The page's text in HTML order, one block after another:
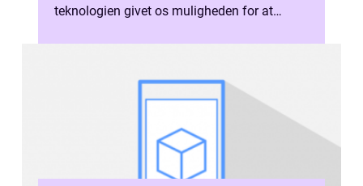
teknologien givet os muligheden for at